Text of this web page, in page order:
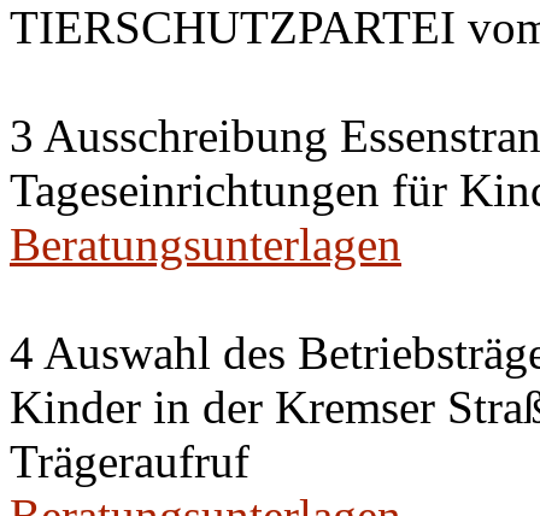
TIERSCHUTZPARTEI
3 Ausschreibung
Tageseinrichtungen für
Beratungsunterlagen
4 Auswahl des
Kinder in der Kremser
Trägeraufruf